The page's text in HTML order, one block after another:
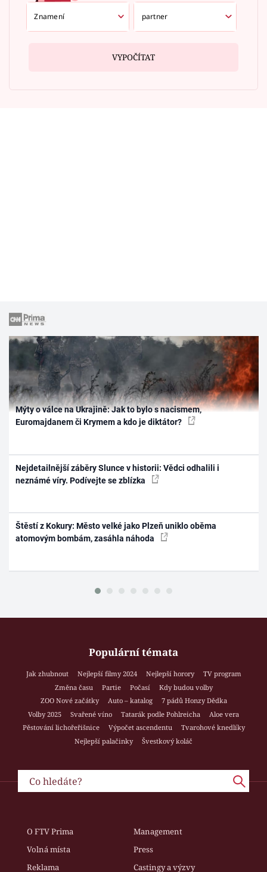
VYPOČÍTAT
Mýty o válce na Ukrajině: Jak to bylo s nacismem,
Euromajdanem či Krymem a kdo je diktátor?
Nejdetailnější záběry Slunce v historii: Vědci odhalili i
neznámé víry. Podívejte se zblízka
Štěstí z Kokury: Město velké jako Plzeň uniklo oběma
atomovým bombám, zasáhla náhoda
Populární témata
Jak zhubnout Nejlepší filmy 2024 Nejlepší horory
TV program
Změna času
Partie Počasí
Kdy budou volby
ZOO Nové začátky
Auto – katalog
7 pádů Honzy Dědka
Volby 2025
Svařené víno Tatarák podle Pohlreicha
Aloe vera
Pěstování lichořeřišnice
Výpočet ascendentu
Tvarohové knedlíky
Nejlepší palačinky
Švestkový koláč
O FTV Prima
Management
Volná místa
Press
Reklama
Castingy a výzvy